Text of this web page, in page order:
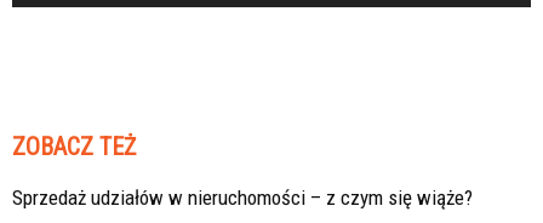
ZOBACZ TEŻ
Sprzedaż udziałów w nieruchomości – z czym się wiąże?